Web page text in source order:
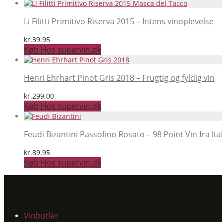
Li Filitti Primitivo Riserva 2015 – Intens vinoplevelse
kr.39.95
Køb Hos supervin.dk
Henri Ehrhart Pinot Gris 2018 – Frugtig og fyldig vin
kr.299.00
Køb Hos supervin.dk
Feudi Bizantini Passofino Rosato – 98 Point Vin fra
kr.89.95
Køb Hos supervin.dk
Vinbutler